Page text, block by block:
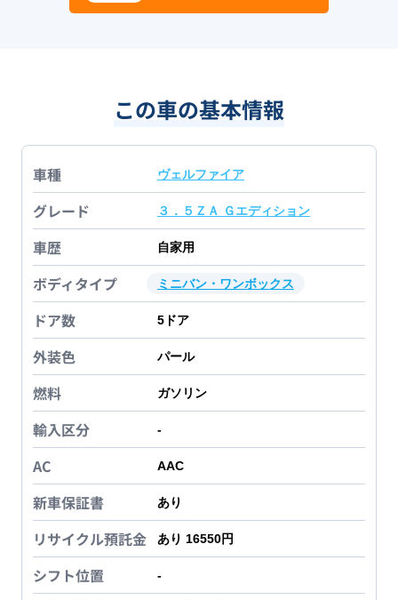
この車の基本情報
車種 ヴェルファイア
グレード ３．５ＺＡ Ｇエディション
車歴 自家用
ボディタイプ ミニバン・ワンボックス
ドア数 5 ドア
外装色 パール
燃料 ガソリン
輸入区分 -
AC AAC
新車保証書 あり
リサイクル預託金 あり 16550円
シフト位置 -